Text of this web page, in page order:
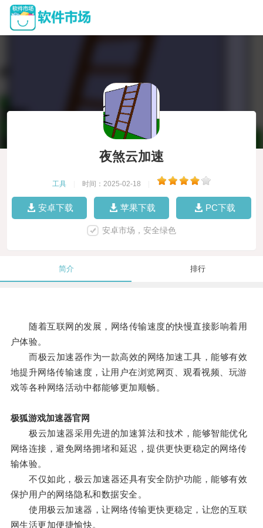
夜煞云加速
工具 时间：2025-02-18
安卓下载 苹果下载 PC下载
安卓市场，安全绿色
简介 排行
随着互联网的发展，网络传输速度的快慢直接影响着用
户体验。
而极云加速器作为一款高效的网络加速工具，能够有效
地提升网络传输速度，让用户在浏览网页、观看视频、玩游
戏等各种网络活动中都能够更加顺畅。
极狐游戏加速器官网
极云加速器采用先进的加速算法和技术，能够智能优化
网络连接，避免网络拥堵和延迟，提供更快更稳定的网络传
输体验。
不仅如此，极云加速器还具有安全防护功能，能够有效
保护用户的网络隐私和数据安全。
使用极云加速器，让网络传输更快更稳定，让您的互联
网生活更加便捷愉快。